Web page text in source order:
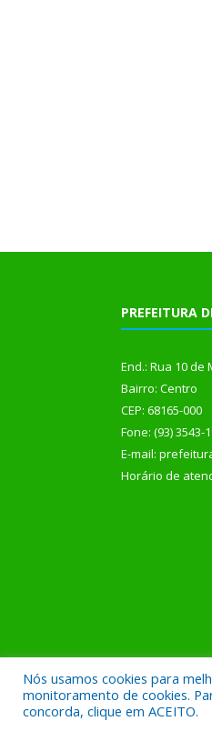
PREFEITURA
End.: Rua 10 de
Bairro: Centro
CEP: 68165-000
Fone: (93) 3543-
E-mail:
Horário de
Todos os
Nós usamos cookies para
monitoramento de cookies.
concorda, clique em ACEITO.